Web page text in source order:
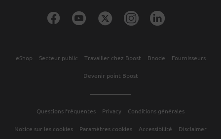
Questions fréquentes Privacy Conditions générales
Notice sur les cookies Paramètres cookies Accessibilité Disclaimer
eShop Secteur public Travailler chez Bpost Bnode Fournisseurs
Devenir point Bpost